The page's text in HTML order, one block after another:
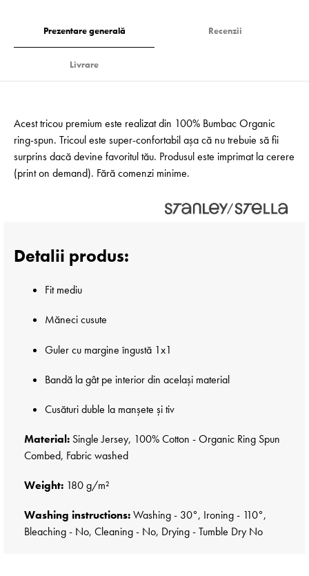
Prezentare generală Recenzii
Livrare
Acest tricou premium este realizat din 100% Bumbac Organic
ring-spun. Tricoul este super-confortabil așa că nu trebuie să fii
surprins dacă devine favoritul tău. Produsul este imprimat la cerere
(print on demand). Fără comenzi minime.
Detalii produs:
Fit mediu
Măneci cusute
Guler cu margine îngustă 1x1
Bandă la gât pe interior din același material
Cusături duble la manșete și tiv
Material: Single Jersey, 100% Cotton - Organic Ring Spun
Combed, Fabric washed
Weight: 180 g/m²
Washing instructions:Washing - 30°, Ironing - 110°,
Bleaching - No, Cleaning - No, Drying - Tumble Dry No